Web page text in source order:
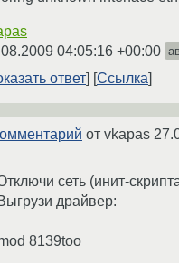
04:05:16 +00:00
ответ Ссылка
от vkapas
сеть (инит-
драйвер:
8139too